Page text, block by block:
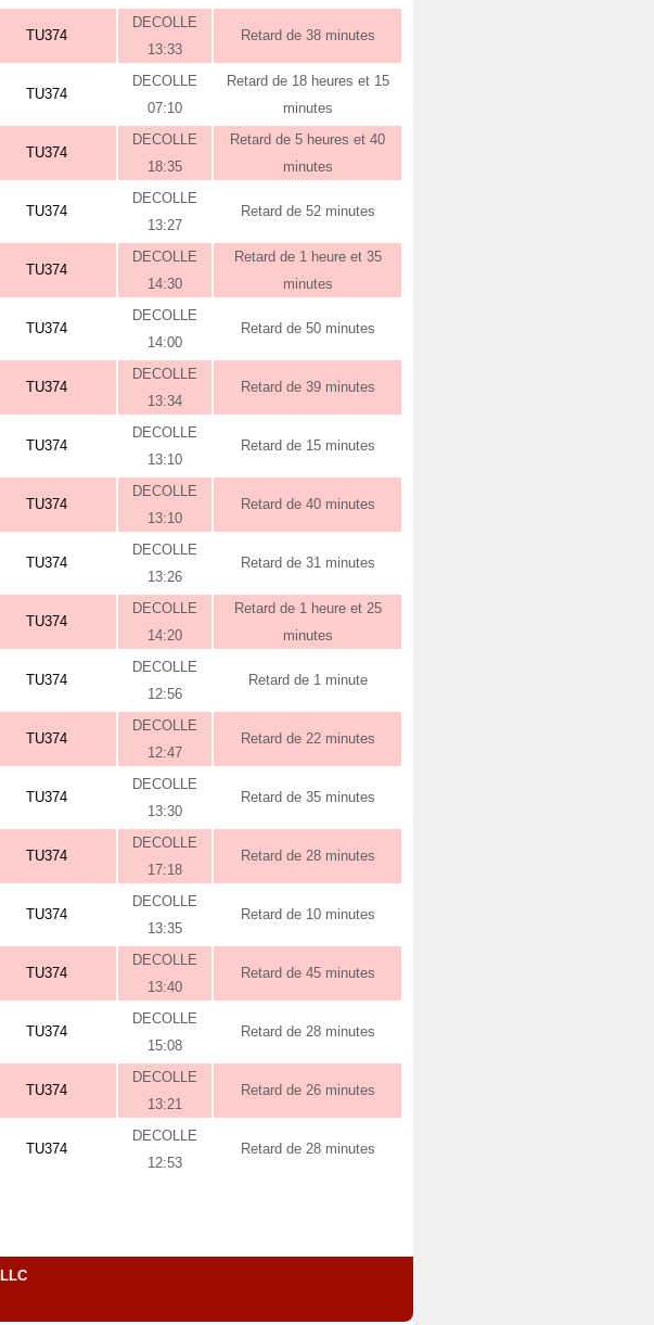
TU374
DECOLLE
13:33
Retard de 38 minutes
TU374
DECOLLE
07:10
Retard de 18 heures et 15
minutes
TU374
DECOLLE
18:35
Retard de 5 heures et 40
minutes
TU374
DECOLLE
13:27
Retard de 52 minutes
TU374
DECOLLE
14:30
Retard de 1 heure et 35
minutes
TU374
DECOLLE
14:00
Retard de 50 minutes
TU374
DECOLLE
13:34
Retard de 39 minutes
TU374
DECOLLE
13:10
Retard de 15 minutes
TU374
DECOLLE
13:10
Retard de 40 minutes
TU374
DECOLLE
13:26
Retard de 31 minutes
TU374
DECOLLE
14:20
Retard de 1 heure et 25
minutes
TU374
DECOLLE
12:56
Retard de 1 minute
TU374
DECOLLE
12:47
Retard de 22 minutes
TU374
DECOLLE
13:30
Retard de 35 minutes
TU374
DECOLLE
17:18
Retard de 28 minutes
TU374
DECOLLE
13:35
Retard de 10 minutes
TU374
DECOLLE
13:40
Retard de 45 minutes
TU374
DECOLLE
15:08
Retard de 28 minutes
TU374
DECOLLE
13:21
Retard de 26 minutes
TU374
DECOLLE
12:53
Retard de 28 minutes